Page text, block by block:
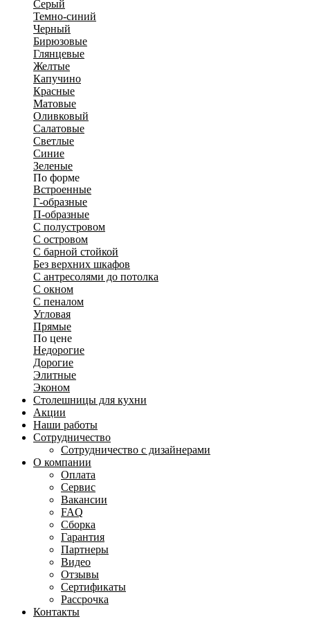
Серый
Темно-синий
Черный
Бирюзовые
Глянцевые
Желтые
Капучино
Красные
Матовые
Оливковый
Салатовые
Светлые
Синие
Зеленые
По форме
Встроенные
Г-образные
П-образные
С полустровом
С островом
С барной стойкой
Без верхних шкафов
С антресолями до потолка
С окном
С пеналом
Угловая
Прямые
По цене
Недорогие
Дорогие
Элитные
Эконом
Столешницы для кухни
Акции
Наши работы
Сотрудничество
Сотрудничество с дизайнерами
О компании
Оплата
Сервис
Вакансии
FAQ
Сборка
Гарантия
Партнеры
Видео
Отзывы
Сертификаты
Рассрочка
Контакты